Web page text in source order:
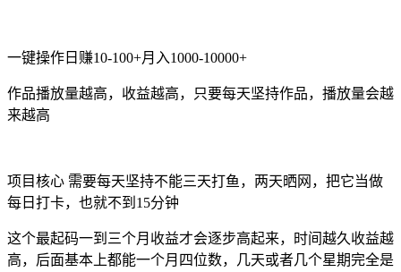
一键操作日赚10-100+月入1000-10000+
作品播放量越高，收益越高，只要每天坚持作品，播放量会越
来越高
项目核心 需要每天坚持不能三天打鱼，两天晒网，把它当做
每日打卡，也就不到15分钟
这个最起码一到三个月收益才会逐步高起来，时间越久收益越
高，后面基本上都能一个月四位数，几天或者几个星期完全是